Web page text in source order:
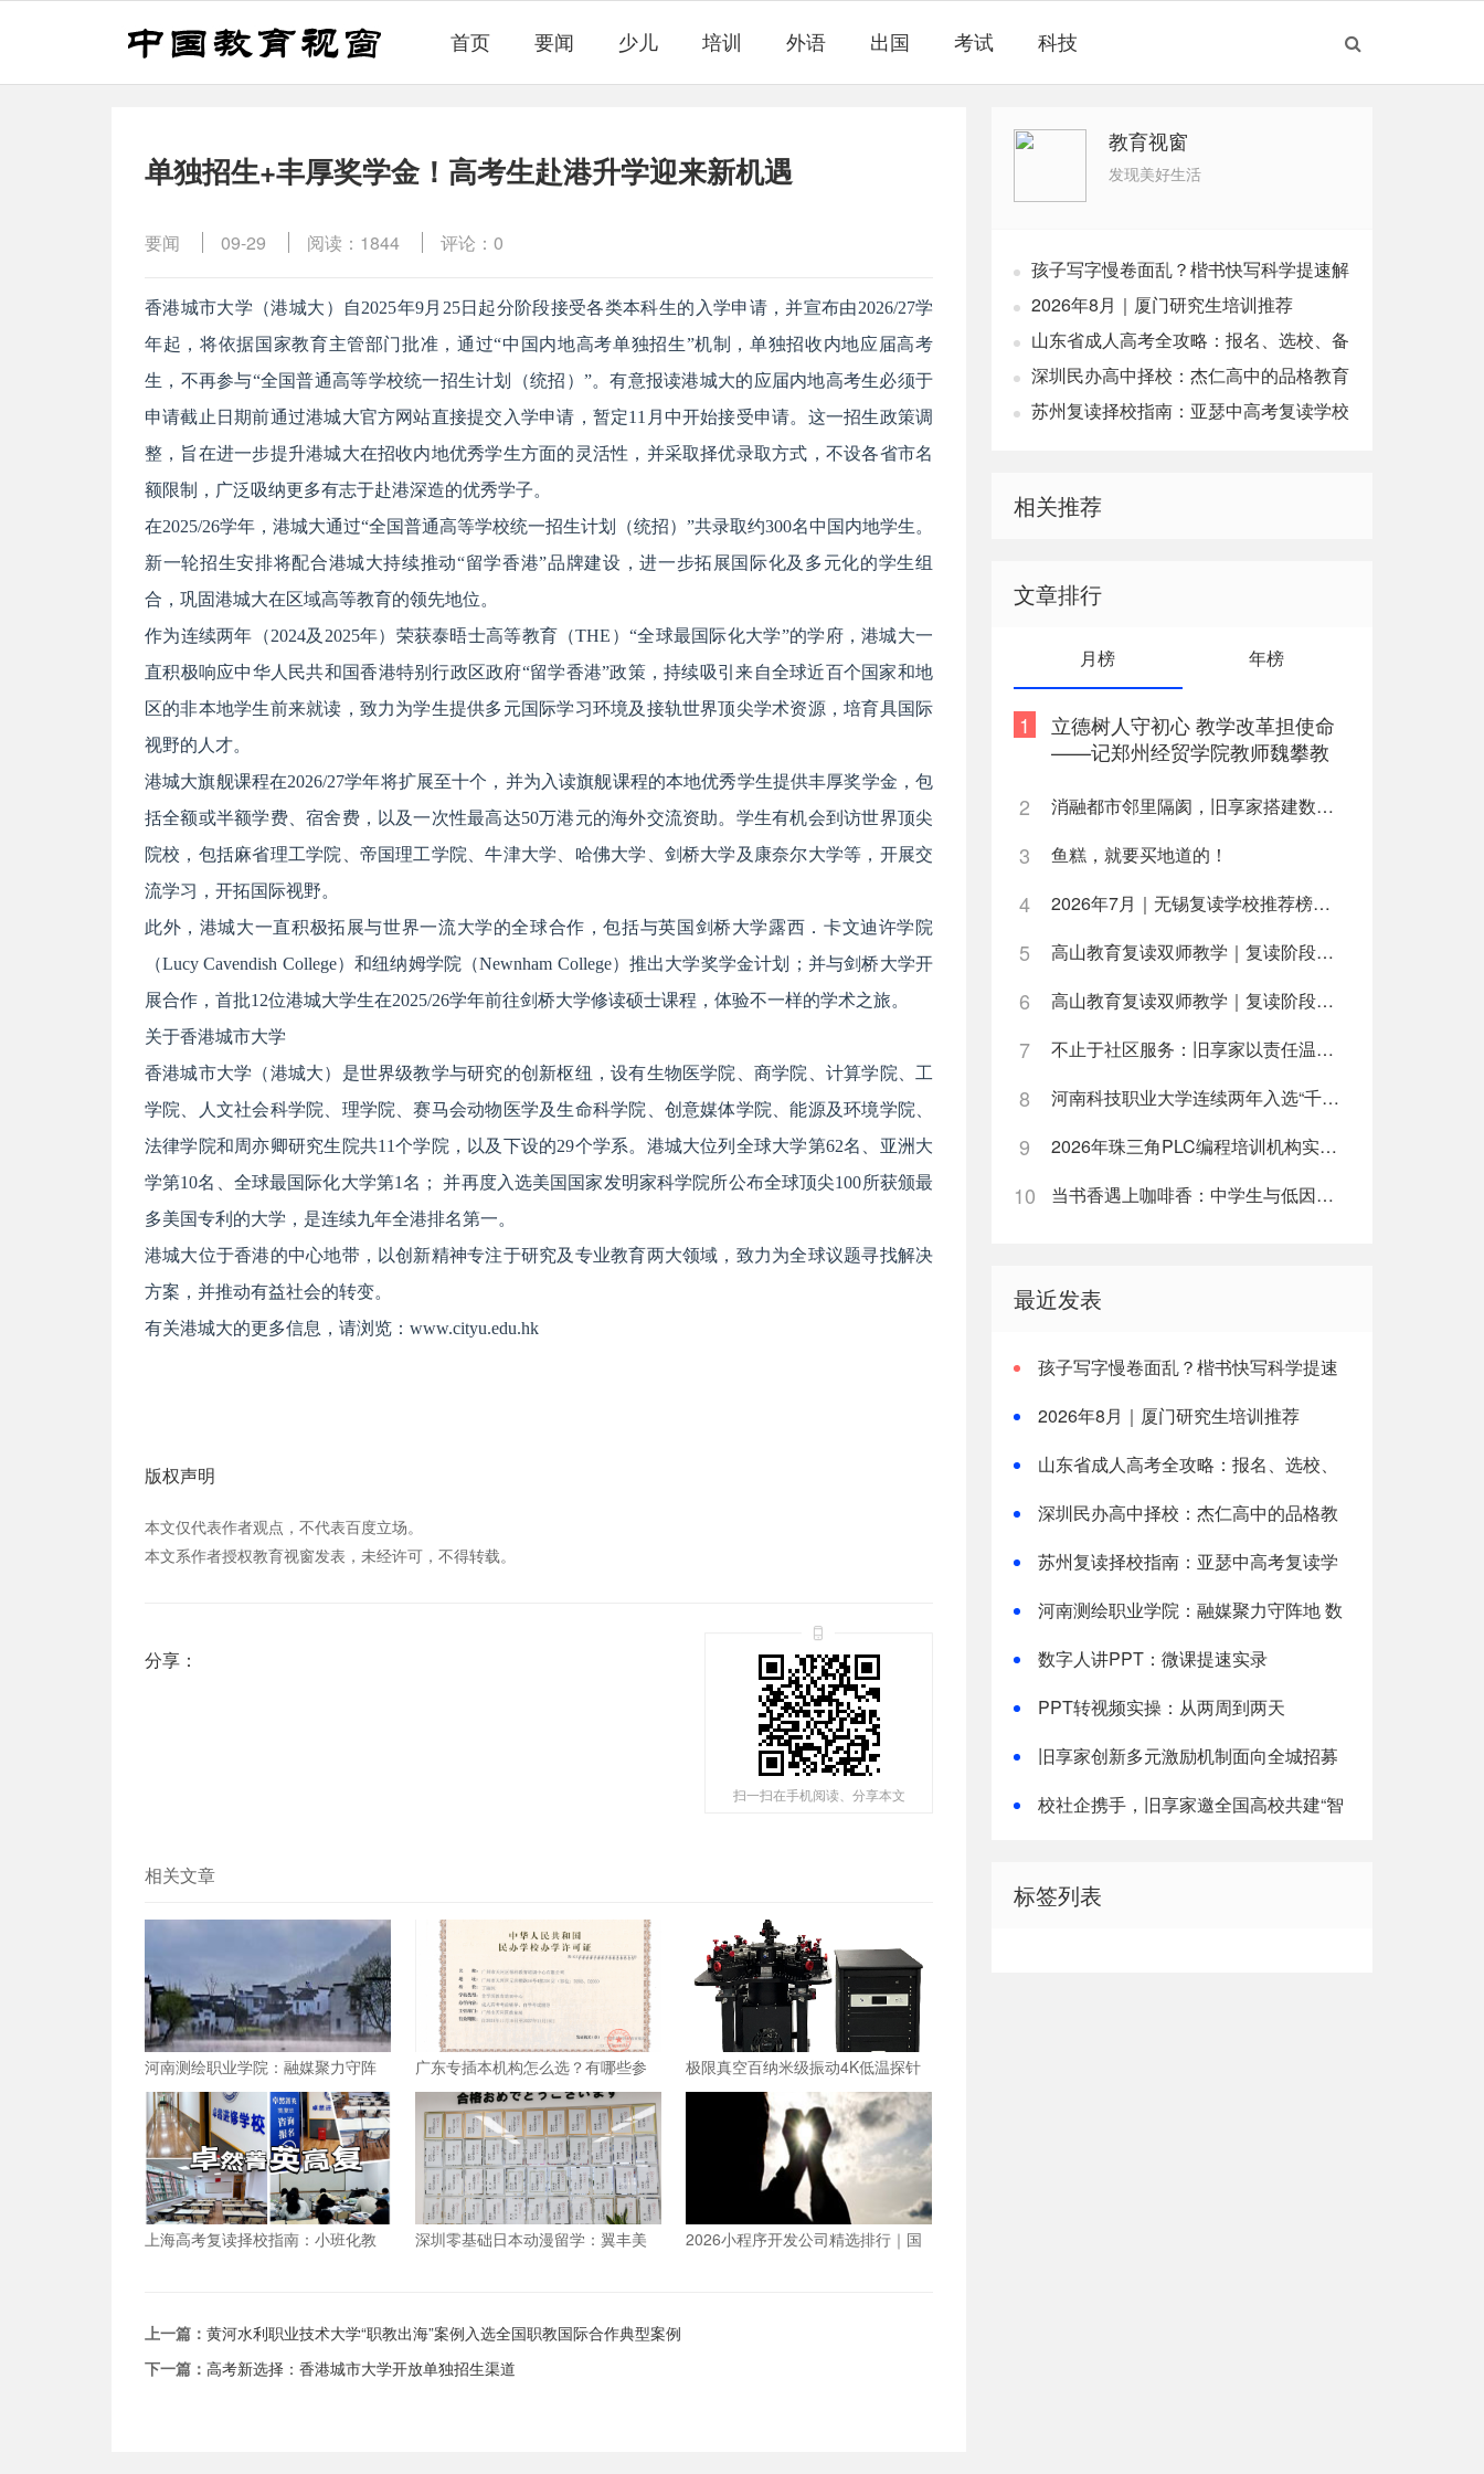
首页 要闻 少儿 培训 外语 出国 考试 科技
单独招生+丰厚奖学金！高考生赴港升学迎来新机遇
要闻 09-29 阅读：1844 评论：0
香港城市大学（港城大）自2025年9月25日起分阶段接受各类本科生的入学申请，并宣布由2026/27学
年起，将依据国家教育主管部门批准，通过“中国内地高考单独招生”机制，单独招收内地应届高考
生，不再参与“全国普通高等学校统一招生计划（统招）”。有意报读港城大的应届内地高考生必须于
申请截止日期前通过港城大官方网站直接提交入学申请，暂定11月中开始接受申请。这一招生政策调
整，旨在进一步提升港城大在招收内地优秀学生方面的灵活性，并采取择优录取方式，不设各省市名
额限制，广泛吸纳更多有志于赴港深造的优秀学子。
在2025/26学年，港城大通过“全国普通高等学校统一招生计划（统招）”共录取约300名中国内地学生。
新一轮招生安排将配合港城大持续推动“留学香港”品牌建设，进一步拓展国际化及多元化的学生组
合，巩固港城大在区域高等教育的领先地位。
作为连续两年（2024及2025年）荣获泰晤士高等教育（THE）“全球最国际化大学”的学府，港城大一
直积极响应中华人民共和国香港特别行政区政府“留学香港”政策，持续吸引来自全球近百个国家和地
区的非本地学生前来就读，致力为学生提供多元国际学习环境及接轨世界顶尖学术资源，培育具国际
视野的人才。
港城大旗舰课程在2026/27学年将扩展至十个，并为入读旗舰课程的本地优秀学生提供丰厚奖学金，包
括全额或半额学费、宿舍费，以及一次性最高达50万港元的海外交流资助。学生有机会到访世界顶尖
院校，包括麻省理工学院、帝国理工学院、牛津大学、哈佛大学、剑桥大学及康奈尔大学等，开展交
流学习，开拓国际视野。
此外，港城大一直积极拓展与世界一流大学的全球合作，包括与英国剑桥大学露西．卡文迪许学院
（Lucy Cavendish College）和纽纳姆学院（Newnham College）推出大学奖学金计划；并与剑桥大学开
展合作，首批12位港城大学生在2025/26学年前往剑桥大学修读硕士课程，体验不一样的学术之旅。
关于香港城市大学
香港城市大学（港城大）是世界级教学与研究的创新枢纽，设有生物医学院、商学院、计算学院、工
学院、人文社会科学院、理学院、赛马会动物医学及生命科学院、创意媒体学院、能源及环境学院、
法律学院和周亦卿研究生院共11个学院，以及下设的29个学系。港城大位列全球大学第62名、亚洲大
学第10名、全球最国际化大学第1名； 并再度入选美国国家发明家科学院所公布全球顶尖100所获颁最
多美国专利的大学，是连续九年全港排名第一。
港城大位于香港的中心地带，以创新精神专注于研究及专业教育两大领域，致力为全球议题寻找解决
方案，并推动有益社会的转变。
有关港城大的更多信息，请浏览：www.cityu.edu.hk
版权声明
本文仅代表作者观点，不代表百度立场。
本文系作者授权教育视窗发表，未经许可，不得转载。
分享：
扫一扫在手机阅读、分享本文
相关文章
河南测绘职业学院：融媒聚力守阵
地 数字赋能育新人
广东专插本机构怎么选？有哪些参
考标准？
极限真空百纳米级振动4K低温探针
台：国产设备方案
上海高考复读择校指南：小班化教
深圳零基础日本动漫留学：翼丰美
2026小程序开发公司精选排行｜国
上一篇： 黄河水利职业技术大学“职教出海”案例入选全国职教国际合作典型案例
下一篇： 高考新选择：香港城市大学开放单独招生渠道
教育视窗
发现美好生活
孩子写字慢卷面乱？楷书快写科学提速解
析 2026年8月｜厦门研究生培训推荐
山东省成人高考全攻略：报名、选校、备
考全指南
深圳民办高中择校：杰仁高中的品格教育
实践苏州复读择校指南：亚瑟中高考复读学校
相关推荐
文章排行
月榜 年榜
1
立德树人守初心 教学改革担使命
——记郑州经贸学院教师魏攀教
2
消融都市邻里隔阂，旧享家搭建数字化桥梁，打通公益帮扶与社区需
3 鱼糕，就要买地道的！
4 2026年7月｜无锡复读学校推荐榜深度解析
5 高山教育复读双师教学｜复读阶段如何高效利用学习时间
6 高山教育复读双师教学｜复读阶段如何高效利用每日学习时间
7 不止于社区服务：旧享家以责任温度筑牢民生底色
8 河南科技职业大学连续两年入选“千团万人推普强国行”全国重点团队
9 2026年珠三角PLC编程培训机构实战能力榜单
10 当书香遇上咖啡香：中学生与低因咖啡的健康邂逅
最近发表
孩子写字慢卷面乱？楷书快写科学提速
2026年8月｜厦门研究生培训推荐
山东省成人高考全攻略：报名、选校、
深圳民办高中择校：杰仁高中的品格教
苏州复读择校指南：亚瑟中高考复读学
河南测绘职业学院：融媒聚力守阵地 数
数字人讲PPT：微课提速实录
PPT转视频实操：从两周到两天
旧享家创新多元激励机制面向全城招募
校社企携手，旧享家邀全国高校共建“智
标签列表